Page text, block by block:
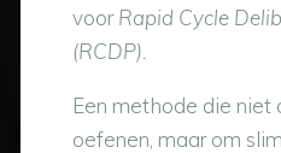
voorRapid Cycle
(RCDP).
Een methode die niet
oefenen, maar om